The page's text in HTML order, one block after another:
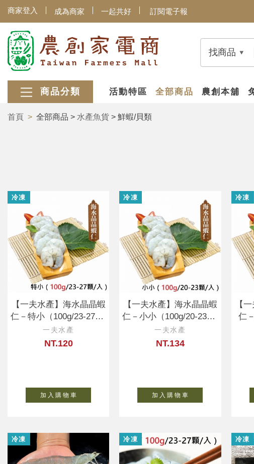
商家登入 成為商家 一起共好 訂閱電子報
找商品
商品分類 活動特區 全部商品 農創本舖
首頁 全部商品 > 水產魚貨 > 鮮蝦/貝類
冷凍
【一夫水產】海水晶晶蝦
仁－特小（100g/23-27顆/
入）
一夫水產
NT.120
加 入 購 物 車
冷凍
【一夫水產】海水晶晶蝦
仁－小小（100g/20-23顆/
入）
一夫水產
NT.134
加 入 購 物 車
冷凍
【
仁
冷凍 冷凍 冷凍